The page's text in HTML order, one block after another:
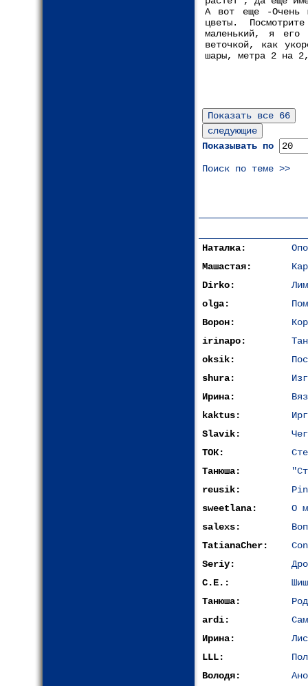
А вот еще -Очень
цветы.
маленький, я его
веточкой, как
шары, метра 2 на
Показывать по
Поиск по теме >>
Наталка:
Машастая:
Dirko:
olga:
Ворон:
irinapo:
oksik:
shura:
Ирина:
kaktus:
Slavik:
ТОК:
Танюша:
reusik:
sweetlana:
О
salexs:
TatianaCher:
Seriy:
С.Е.:
Танюша:
ardi:
Ирина:
LLL:
Володя: